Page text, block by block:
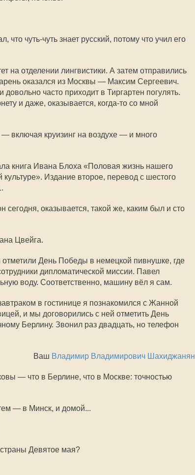
что чуть-чуть знает русский, потому что учил его
на отделении лингвистики. А затем отправились
оказался из Москвы — Максим Сергеевич.
часто приходит в Тиргартен погулять.
и даже, оказывается, когда-то со мной
включая круизинг на воздухе — и много
книга Ивана Блоха «Половая жизнь нашего
Издание второе, перевод с шестого
сегодня, оказывается, такой же, каким был и сто
Цвейга.
День Победы в немецкой пивнушке, где
дипломатической миссии. Павел
воду. Соответственно, машину вёл я сам.
в гостинице я познакомился с Жанной
и мы договорились с ней отметить День
Берлину. Звонил раз двадцать, но телефон
Ваш Владимир Владимирович Шахиджанян
— что в Берлине, что в Москве: точностью
— в Минск, и домой...
Девятое мая?